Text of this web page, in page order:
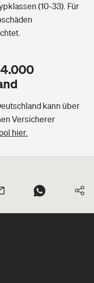
(10-33). Für
kann über
Versicherer
hier.